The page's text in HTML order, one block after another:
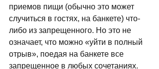
приемов пищи (обычно это может
случиться в гостях, на банкете) что-
либо из запрещенного. Но это не
означает, что можно «уйти в полный
отрыв», поедая на банкете все
запрещенное в любых сочетаниях.